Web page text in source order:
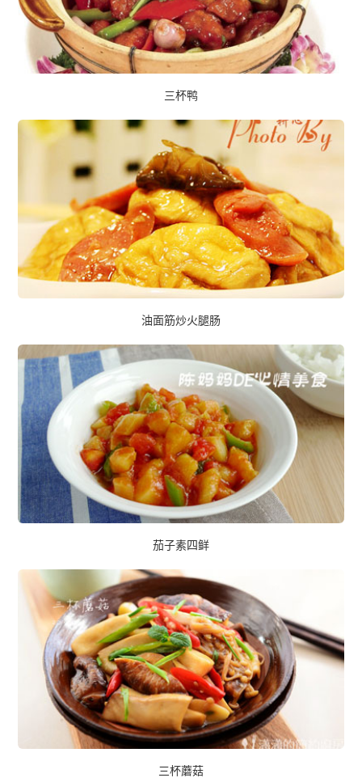
三杯鸭
油面筋炒火腿肠
茄子素四鲜
三杯蘑菇